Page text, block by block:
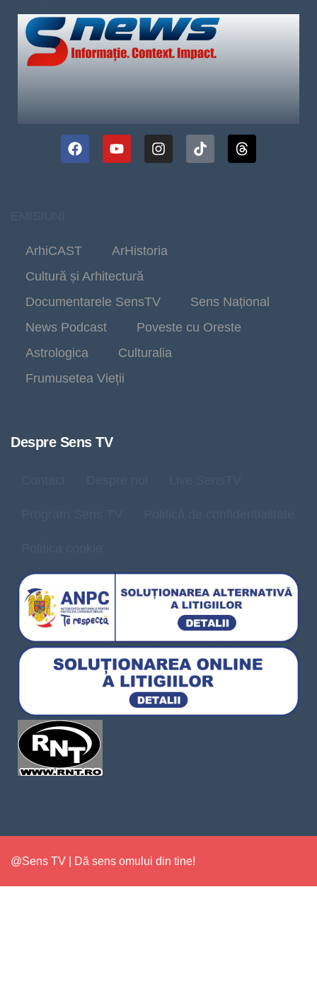
ArhiCAST
ArHistoria
Cultură și Arhitectură
Documentarele SensTV
Sens Național
News Podcast
Poveste cu Oreste
Astrologica
Culturalia
Frumusetea Vieții
Despre Sens TV
@Sens TV | Dă sens omului din tine!